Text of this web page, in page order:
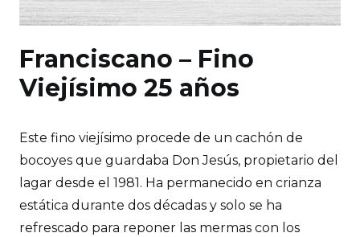
Franciscano – Fino
Viejísimo 25 años
Este fino viejísimo procede de un cachón de
bocoyes que guardaba Don Jesús, propietario del
lagar desde el 1981. Ha permanecido en crianza
estática durante dos décadas y solo se ha
refrescado para reponer las mermas con los